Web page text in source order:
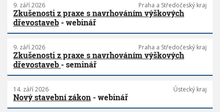
9. září 2026 Praha a Středočeský kraj
Zkušenosti z praxe s navrhováním výškových
dřevostaveb - webinář
9. září 2026 Praha a Středočeský kraj
Zkušenosti z praxe s navrhováním výškových
dřevostaveb - seminář
14. září 2026 Ústecký kraj
Nový stavební zákon - webinář